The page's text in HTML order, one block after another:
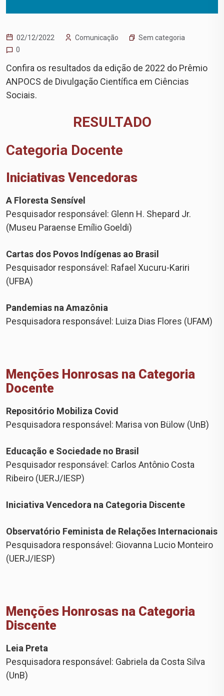
02/12/2022 Comunicação
Sem categoria
0
Confira os resultados da edição de 2022 do Prêmio
ANPOCS de Divulgação Científica em Ciências
Sociais.
RESULTADO
Categoria Docente
Iniciativas Vencedoras
A Floresta Sensível
Pesquisador responsável: Glenn H. Shepard Jr.
(Museu Paraense Emílio Goeldi)
Cartas dos Povos Indígenas ao Brasil
Pesquisador responsável: Rafael Xucuru-Kariri
(UFBA)
Pandemias na Amazônia
Pesquisadora responsável: Luiza Dias Flores (UFAM)
Menções Honrosas na Categoria
Docente
Repositório Mobiliza Covid
Pesquisadora responsável: Marisa von Bülow (UnB)
Educação e Sociedade no Brasil
Pesquisador responsável: Carlos Antônio Costa
Ribeiro (UERJ/IESP)
Iniciativa Vencedora na Categoria Discente
Observatório Feminista de Relações Internacionais
Pesquisadora responsável: Giovanna Lucio Monteiro
(UERJ/IESP)
Menções Honrosas na Categoria
Discente
Leia Preta
Pesquisadora responsável: Gabriela da Costa Silva
(UnB)